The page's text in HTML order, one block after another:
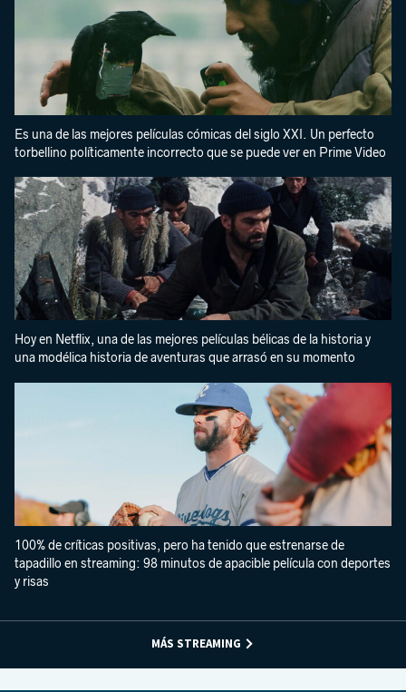
Es una de las mejores películas cómicas del siglo XXI. Un perfecto
torbellino políticamente incorrecto que se puede ver en Prime Video
Hoy en Netflix, una de las mejores películas bélicas de la historia y
una modélica historia de aventuras que arrasó en su momento
100% de críticas positivas, pero ha tenido que estrenarse de
tapadillo en streaming: 98 minutos de apacible película con deportes
y risas
MÁS STREAMING